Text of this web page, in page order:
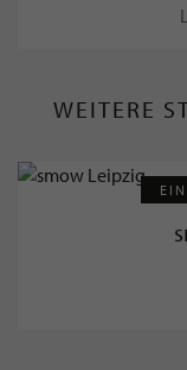
WEITERE